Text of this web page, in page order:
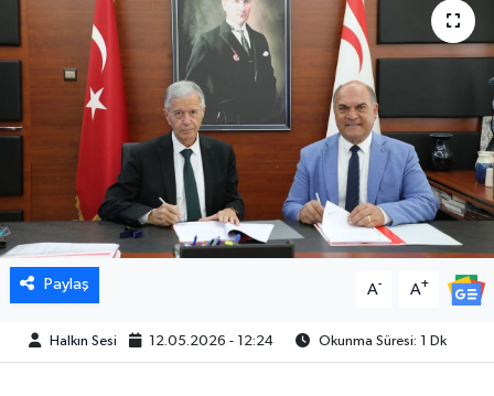
Paylaş A- A+
Halkın Sesi 12.05.2026 - 12:24 Okunma Süresi: 1 Dk